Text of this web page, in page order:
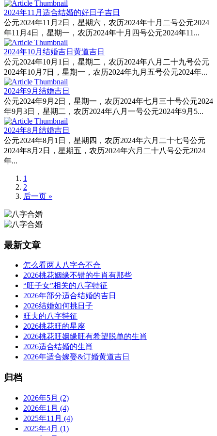
2024年11月适合结婚的好日子吉日
公元2024年11月2日，星期六，农历2024年十月二号公元2024
年11月4日，星期一，农历2024年十月四号公元2024年11...
2024年10月结婚吉日黄道吉日
公元2024年10月1日，星期二，农历2024年八月二十九号公元
2024年10月7日，星期一，农历2024年九月五号公元2024年...
2024年9月结婚吉日
公元2024年9月2日，星期一，农历2024年七月三十号公元2024
年9月3日，星期二，农历2024年八月一号公元2024年9月5...
2024年8月结婚吉日
公元2024年8月1日，星期四，农历2024年六月二十七号公元
2024年8月2日，星期五，农历2024年六月二十八号公元2024
年...
1
2
后一页 »
最新文章
怎么看两人八字合不合
2026桃花姻缘不错的生肖有那些
“旺子女”相关的八字特征
2026年部分适合结婚的吉日
2026结婚如何挑日子
旺夫的八字特征
2026桃花旺的星座
2026桃花旺姻缘旺有希望脱单的生肖
2026适合结婚的生肖
2026年适合嫁娶&订婚黄道吉日
归档
2026年5月 (2)
2026年1月 (4)
2025年11月 (4)
2025年4月 (1)